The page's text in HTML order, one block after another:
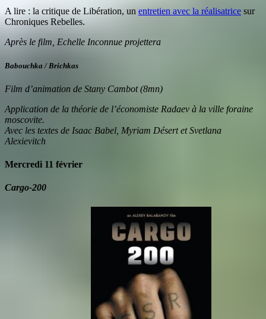
A lire : la critique de Libération, un entretien avec la réalisatrice sur
Chroniques Rebelles.
Après le film, Echelle Inconnue projettera
Babouchka / Brichkas
Film d’animation de Stany Cambot (8mn)
Application de la théorie de l’économiste Radaev à la ville foraine
moscovite.
Avec les textes de Isaac Babel, Myriam Désert et Svetlana
Alexievitch
Mercredi 11 février
Cargo-200